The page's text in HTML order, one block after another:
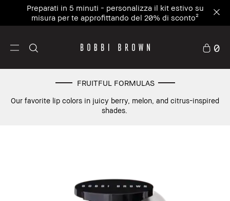
Preparati in 5 minuti - personalizza il kit estivo su
misura per te approfittando del 20% di sconto²
0
FRUITFUL FORMULAS
Our favorite lip colors in juicy berry, melon, and citrus-inspired
shades.